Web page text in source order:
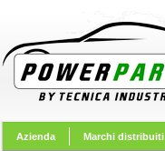
Azienda Marchi distribuiti